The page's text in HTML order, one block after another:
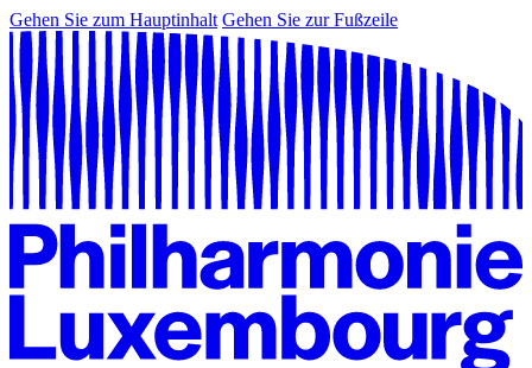
Gehen Sie zum Hauptinhalt Gehen Sie zur Fußzeile